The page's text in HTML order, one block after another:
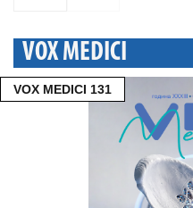
VOX MEDICI
VOX MEDICI 131